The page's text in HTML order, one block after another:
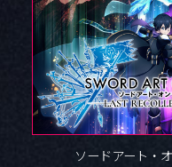
ソードアート・